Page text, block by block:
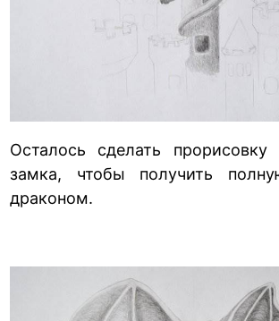
Осталось сделать
замка, чтобы получить
драконом.